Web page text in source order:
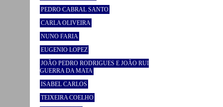
PEDRO CABRAL SANTO
CARLA OLIVEIRA
NUNO FARIA
EUGENIO LOPEZ
JOÃO PEDRO RODRIGUES E JOÃO RUI
GUERRA DA MATA
ISABEL CARLOS
TEIXEIRA COELHO